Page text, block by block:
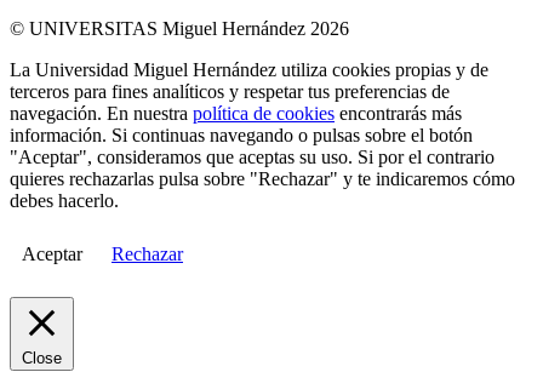
© UNIVERSITAS Miguel Hernández 2026
La Universidad Miguel Hernández utiliza cookies propias y de
terceros para fines analíticos y respetar tus preferencias de
navegación. En nuestra política de cookies encontrarás más
información. Si continuas navegando o pulsas sobre el botón
"Aceptar", consideramos que aceptas su uso. Si por el contrario
quieres rechazarlas pulsa sobre "Rechazar" y te indicaremos cómo
debes hacerlo.
Aceptar Rechazar
Close